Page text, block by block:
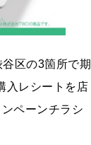
区の3箇所で期
入レシートを店
ペーンチラシ